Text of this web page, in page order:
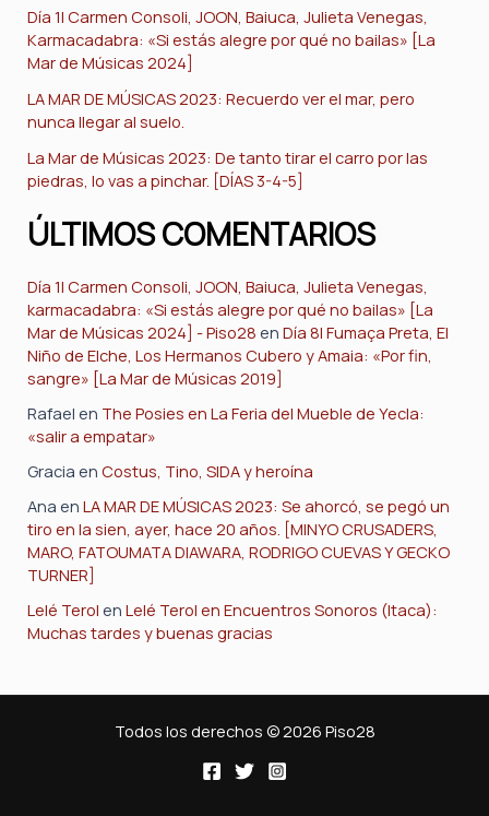
Día 1| Carmen Consoli, JOON, Baiuca, Julieta Venegas,
Karmacadabra: «Si estás alegre por qué no bailas» [La
Mar de Músicas 2024]
LA MAR DE MÚSICAS 2023: Recuerdo ver el mar, pero
nunca llegar al suelo.
La Mar de Músicas 2023: De tanto tirar el carro por las
piedras, lo vas a pinchar. [DÍAS 3-4-5]
ÚLTIMOS COMENTARIOS
Día 1| Carmen Consoli, JOON, Baiuca, Julieta Venegas,
karmacadabra: «Si estás alegre por qué no bailas» [La
Mar de Músicas 2024] - Piso28 enDía 8| Fumaça Preta, El
Niño de Elche, Los Hermanos Cubero y Amaia: «Por fin,
sangre» [La Mar de Músicas 2019]
Rafael en The Posies en La Feria del Mueble de Yecla:
«salir a empatar»
Gracia enCostus, Tino, SIDA y heroína
Ana enLA MAR DE MÚSICAS 2023: Se ahorcó, se pegó un
tiro en la sien, ayer, hace 20 años. [MINYO CRUSADERS,
MARO, FATOUMATA DIAWARA, RODRIGO CUEVAS Y GECKO
TURNER]
Lelé Terol enLelé Terol en Encuentros Sonoros (Itaca):
Muchas tardes y buenas gracias
Todos los derechos © 2026 Piso28